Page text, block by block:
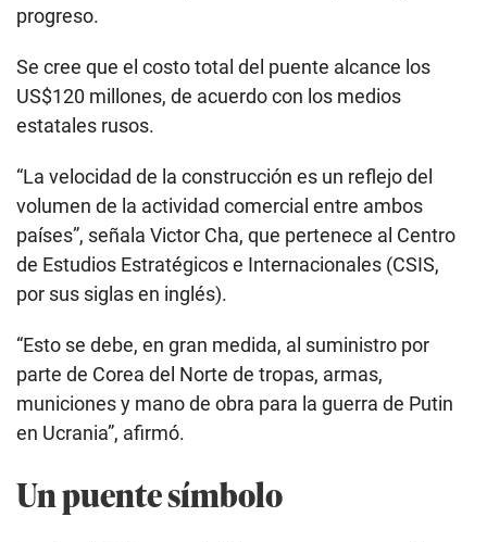
progreso.
Se cree que el costo total del puente alcance los
US$120 millones, de acuerdo con los medios
estatales rusos.
“La velocidad de la construcción es un reflejo del
volumen de la actividad comercial entre ambos
países”, señala Victor Cha, que pertenece al Centro
de Estudios Estratégicos e Internacionales (CSIS,
por sus siglas en inglés).
“Esto se debe, en gran medida, al suministro por
parte de Corea del Norte de tropas, armas,
municiones y mano de obra para la guerra de Putin
en Ucrania”, afirmó.
Un puente símbolo